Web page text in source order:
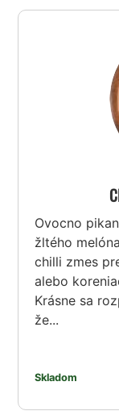
Ovocno
žltého
chilli zmes
alebo
Krásne sa
že...
Skladom